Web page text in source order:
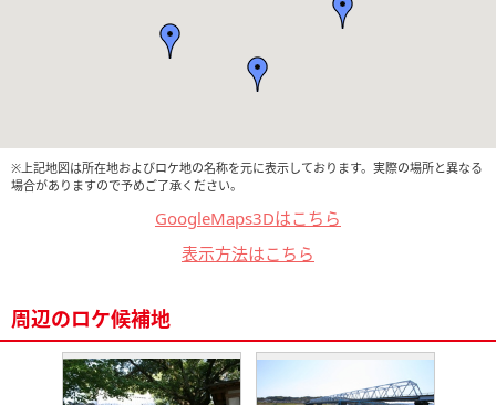
※上記地図は所在地およびロケ地の名称を元に表示しております。実際の場所と異なる
場合がありますので予めご了承ください。
GoogleMaps3Dはこちら
表示方法はこちら
周辺のロケ候補地